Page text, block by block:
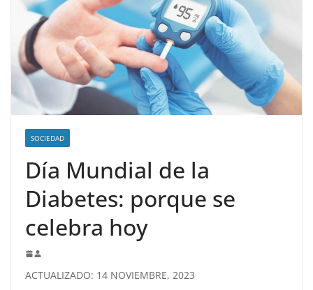
SOCIEDAD
Día Mundial de la
Diabetes: porque se
celebra hoy
ACTUALIZADO: 14 NOVIEMBRE, 2023